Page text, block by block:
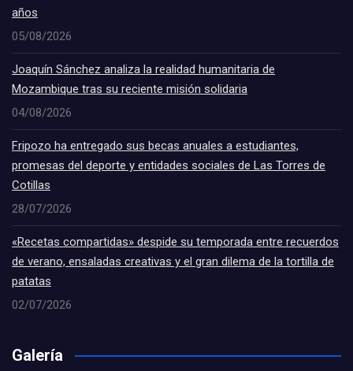
años
05/08/2026
Joaquín Sánchez analiza la realidad humanitaria de
Mozambique tras su reciente misión solidaria
04/08/2026
Fripozo ha entregado sus becas anuales a estudiantes,
promesas del deporte y entidades sociales de Las Torres de
Cotillas
28/07/2026
«Recetas compartidas» despide su temporada entre recuerdos
de verano, ensaladas creativas y el gran dilema de la tortilla de
patatas
02/07/2026
Galería